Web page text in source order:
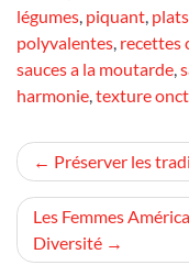
légumes, piquant,
polyvalentes, recettes
sauces a la moutarde,
harmonie,texture
Navigation
de
l’article
Préserver les
Les Femmes
Diversité